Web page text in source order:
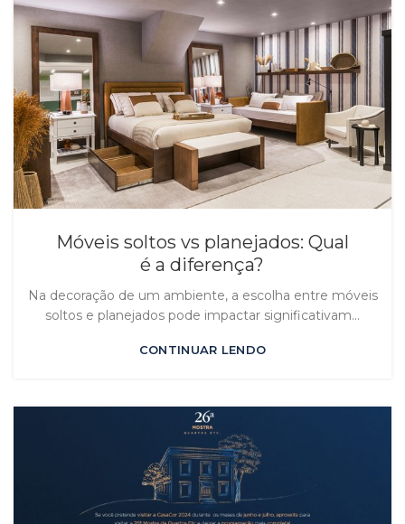
Móveis soltos vs planejados: Qual
é a diferença?
Na decoração de um ambiente, a escolha entre móveis
soltos e planejados pode impactar significativam...
CONTINUAR LENDO